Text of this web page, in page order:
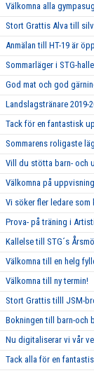
Välkomna alla
Stort Grattis Alva till
Anmälan till HT-19 är
Sommarläger i STG-
God mat och god
Landslagstränare 2019-
Tack för en fantastisk
Sommarens roligaste
Vill du stötta barn- och
Välkomna på
Vi söker fler ledare
Prova- på träning i
Kallelse till STG´s
Välkomna till en helg
Välkomna till ny termin!
Stort Grattis tilll JSM-
Bokningen till barn-och
Nu digitaliserar vi vår
Tack alla för en